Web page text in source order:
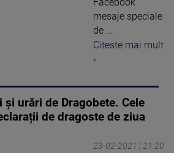
mesaje speciale
de ...
Citeste mai mult
›
și urări de Dragobete. Cele
de dragoste de ziua
23-02-2021 | 21:20